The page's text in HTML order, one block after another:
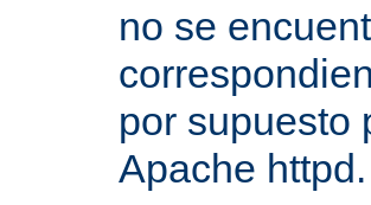
no se
por supuesto
Apache httpd.